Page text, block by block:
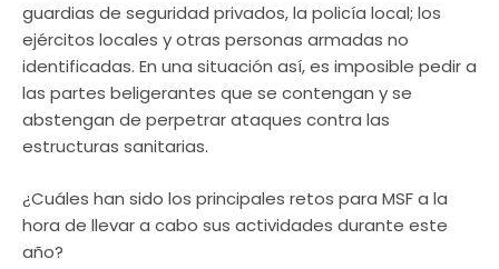
guardias de seguridad privados, la policía local; los
ejércitos locales y otras personas armadas no
identificadas. En una situación así, es imposible pedir a
las partes beligerantes que se contengan y se
abstengan de perpetrar ataques contra las
estructuras sanitarias.
¿Cuáles han sido los principales retos para MSF a la
hora de llevar a cabo sus actividades durante este
año?